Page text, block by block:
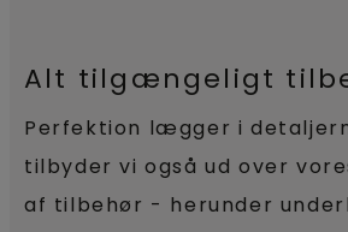
Alt tilgængeligt
Perfektion lægger i
tilbyder vi også ud over
af tilbehør - herunder